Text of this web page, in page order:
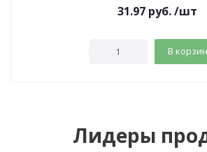
31.97руб. /шт
В
Лидеры